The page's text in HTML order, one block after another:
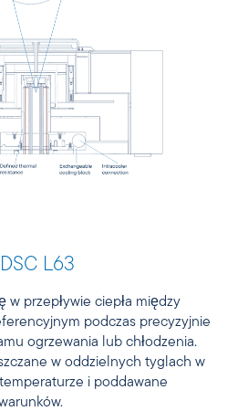
L63
w przepływie ciepła między
podczas precyzyjnie
ogrzewania lub chłodzenia.
w oddzielnych tyglach w
i poddawane